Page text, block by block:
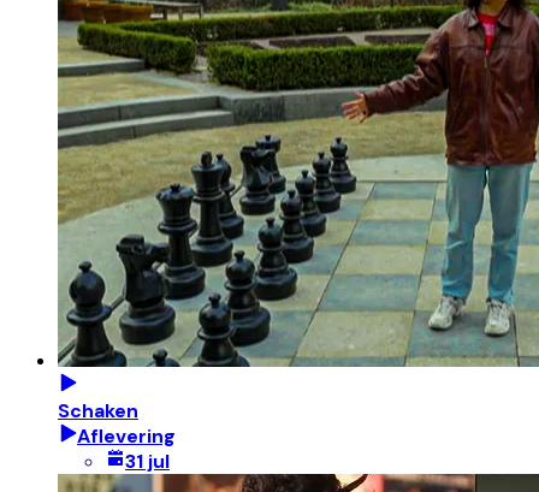
Schaken
Aflevering
31 jul